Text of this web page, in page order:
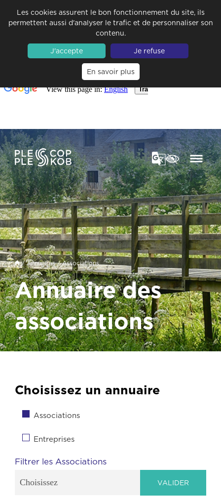
Les cookies assurent le bon fonctionnement du site, ils
permettent aussi d'analyser le trafic et de personnaliser son
contenu.
J'accepte
Je refuse
En savoir plus
/Annuaires/Associations
Annuaire des
associations
Choisissez un annuaire
Associations
Entreprises
Filtrer les Associations
Choisissez